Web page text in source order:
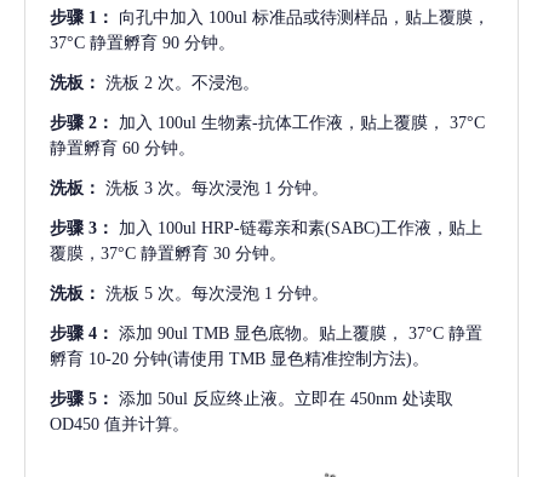
步骤 1： 向孔中加入 100ul 标准品或待测样品，贴上覆膜，
37°C 静置孵育 90 分钟。
洗板： 洗板 2 次。不浸泡。
步骤 2： 加入 100ul 生物素-抗体工作液，贴上覆膜， 37°C
静置孵育 60 分钟。
洗板： 洗板 3 次。每次浸泡 1 分钟。
步骤 3： 加入 100ul HRP-链霉亲和素(SABC)工作液，贴上
覆膜，37°C 静置孵育 30 分钟。
洗板： 洗板 5 次。每次浸泡 1 分钟。
步骤 4： 添加 90ul TMB 显色底物。贴上覆膜， 37°C 静置
孵育 10-20 分钟(请使用 TMB 显色精准控制方法)。
步骤 5： 添加 50ul 反应终止液。立即在 450nm 处读取
OD450 值并计算。